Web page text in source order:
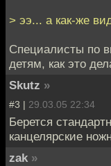
> ээ... а как-же
Специалисты по
детям, как это
Skutz »
#3 | 29.03.05 22:34
Берется
канцелярские
zak »